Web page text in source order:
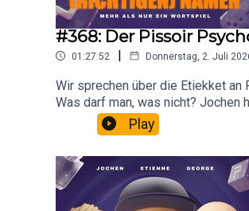
#368: Der Pissoir
01:27:52 | Donnerstag, 2. Juli
Wir sprechen über die Etiekket an
Was darf man, was nicht? Jochen
Swimminpool im Garten und Eddi
Kasse. Mal
! 💰 Mit Code OHNENAMEN 3 holst
Monate Finanzguru Plus gratis
unnötige Kosten sofort auf. 👉 Hier
loslegen: https://app.adjust.com/
Play